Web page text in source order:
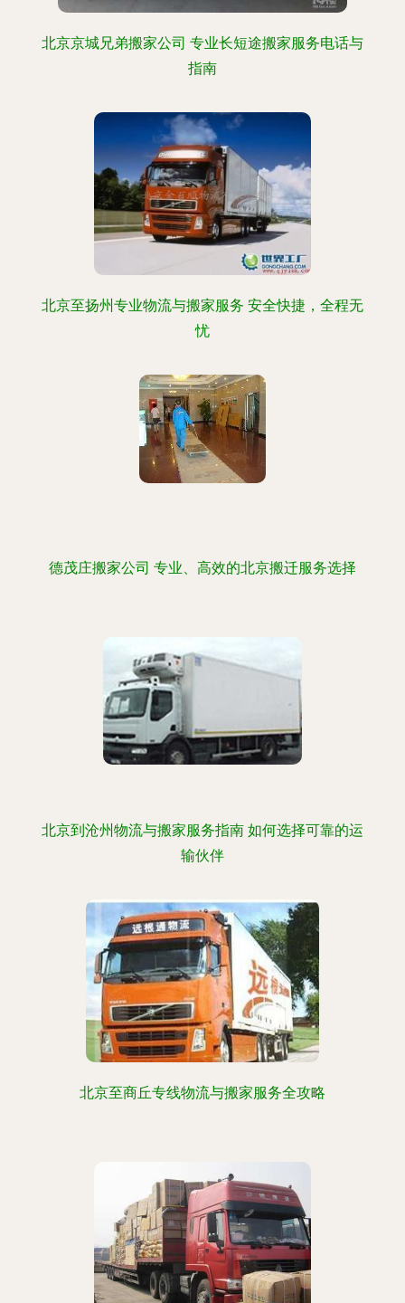
北京京城兄弟搬家公司 专业长短途搬家服务电话与
指南
北京至扬州专业物流与搬家服务 安全快捷，全程无
忧
德茂庄搬家公司 专业、高效的北京搬迁服务选择
北京到沧州物流与搬家服务指南 如何选择可靠的运
输伙伴
北京至商丘专线物流与搬家服务全攻略